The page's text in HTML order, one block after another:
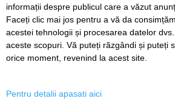
SERVICII Redactia
Folosinta
informații despre publicul care a văzut
Faceți clic mai jos pentru a vă da
acestei tehnologii și procesarea datelor
aceste scopuri. Vă puteți răzgândi și puteți
orice moment, revenind la acest site.
Pentru detalii apasati aici